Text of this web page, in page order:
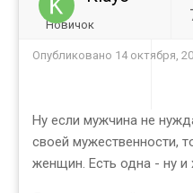
Новичок
Опубликовано 14 октября,
Ну если мужчина не
своей мужественности,
женщин. Есть одна - ну и